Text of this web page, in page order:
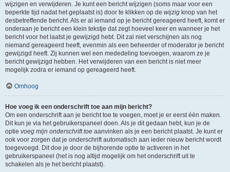
wijzigen en verwijderen. Je kunt een bericht wijzigen (soms maar voor een
beperkte tijd nadat het geplaatst is) door te klikken op de wijzig knop van het
desbetreffende bericht. Als er al iemand op je bericht gereageerd heeft, komt er
onderaan je bericht een klein tekstje dat zegt hoeveel keer en wanneer je het
bericht voor het laatst je gewijzigd hebt. Dit zal niet verschijnen als nog
niemand gereageerd heeft, evenmin als een beheerder of moderator je bericht
gewijzigd heeft. Zij kunnen wel een mededeling toevoegen, waarom ze je
bericht gewijzigd hebben. Het verwijderen van een bericht is niet meer
mogelijk zodra er iemand op gereageerd heeft.
Omhoog
Hoe voeg ik een onderschrift toe aan mijn bericht?
Om een onderschrift aan je bericht toe te voegen, moet je er eerst één maken.
Dit kun je via het gebruikerspaneel doen. Als je dit gedaan hebt, kun je de
optie voeg mijn onderschrift toe aanvinken als je een bericht plaatst. Je kunt er
ook voor zorgen dat je onderschrift automatisch aan ieder nieuw bericht wordt
toegevoegd. Dit doe je door de bijhorende optie te activeren in het
gebruikerspaneel (het is nog altijd mogelijk om het onderschrift uit te
schakelen als je het bericht plaatst).